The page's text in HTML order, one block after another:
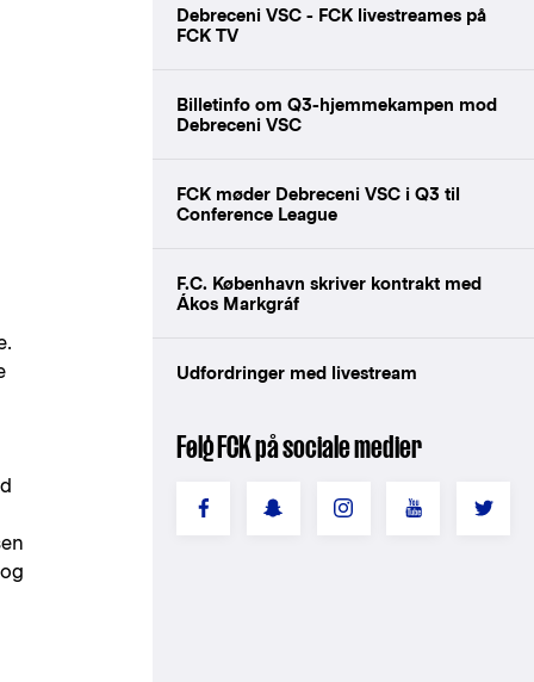
Debreceni VSC - FCK livestreames på
FCK TV
Billetinfo om Q3-hjemmekampen mod
Debreceni VSC
FCK møder Debreceni VSC i Q3 til
Conference League
F.C. København skriver kontrakt med
Ákos Markgráf
Udfordringer med livestream
Følg FCK på sociale medier